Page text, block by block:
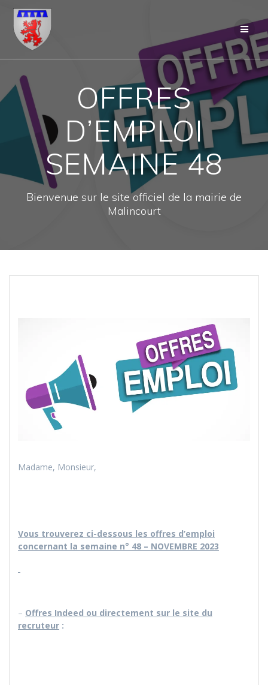
OFFRES
D’EMPLOI
SEMAINE 48
Bienvenue sur le site officiel de la mairie de
Malincourt
Madame, Monsieur,
Vous trouverez ci-dessous les offres d’emploi
concernant la semaine n° 48 – NOVEMBRE 2023
– Offres Indeed ou directement sur le site du
recruteur :